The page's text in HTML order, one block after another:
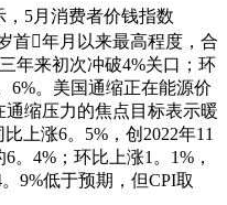
5月消费者价钱指数
首年月以来最高程度，合
年来初次冲破4%关口；环
6%。美国通缩正在能源价
缩压力的焦点目标表示暖
上涨6。5%，创2022年11
。4%；环比上涨1。1%，
9%低于预期，但CPI取